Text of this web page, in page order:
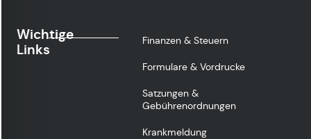
Wichtige
Links
Finanzen & Steuern
Formulare & Vordrucke
Satzungen &
Gebührenordnungen
Krankmeldung